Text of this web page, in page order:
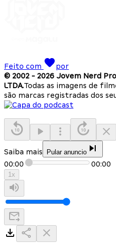
Feito com
por
© 2002 - 2026 Jovem Nerd
LTDA.Todas as imagens de
são marcas registradas dos
Saiba mais Pular anuncio
00:00 00:00
1x